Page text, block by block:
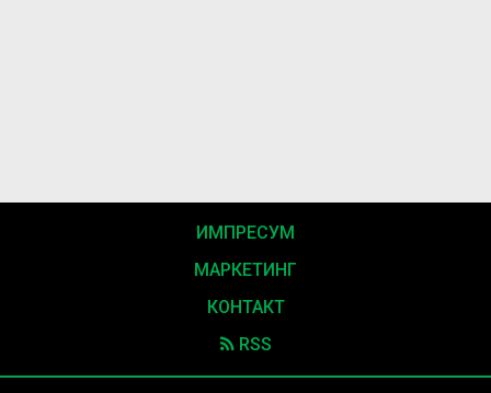
ИМПРЕСУМ
МАРКЕТИНГ
КОНТАКТ
RSS